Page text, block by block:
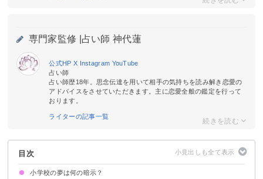
専門家監修 | 占い師 神代蓮
公式HP X Instagram YouTube
占い師
占い師歴18年。思念伝達を用いて相手の気持ちを読み解き恋愛の
アドバイスをさせていただきます。主に恋愛全般の鑑定を行って
おります。
ライターの記事一覧
目次
小学校の夢は何の暗示？